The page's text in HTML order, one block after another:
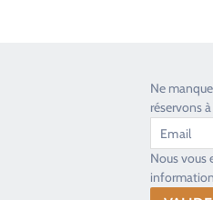
Ne
réservons
Nous vous